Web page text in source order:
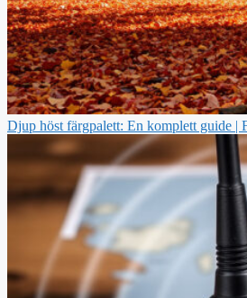
Djup höst färgpalett: En komplett guide |